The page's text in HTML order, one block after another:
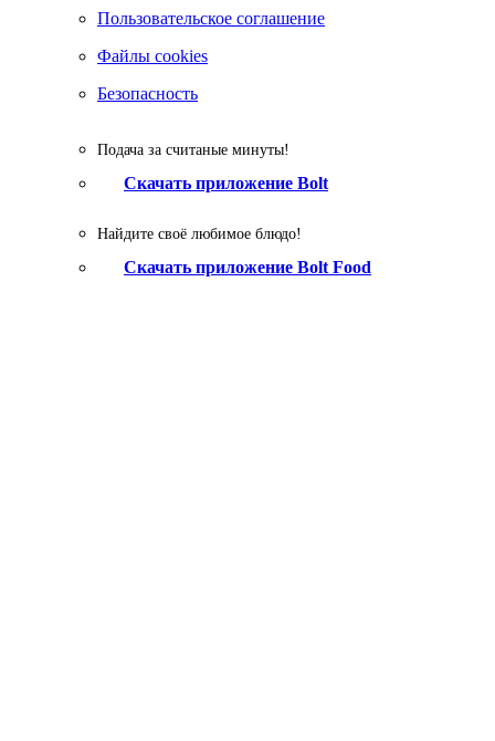
Пользовательское соглашение
Файлы cookies
Безопасность
Подача за считаные минуты!
Скачать приложение Bolt
Найдите своё любимое блюдо!
Скачать приложение Bolt Food